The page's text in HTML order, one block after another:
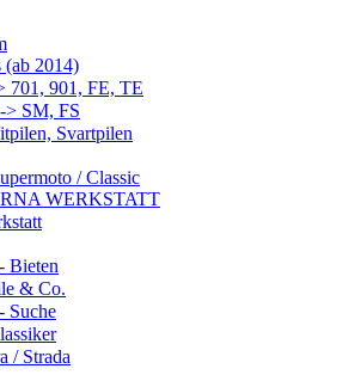
2014)
901, FE, TE
SM, FS
Svartpilen
/ Classic
WERKSTATT
Bieten
& Co.
/ Strada